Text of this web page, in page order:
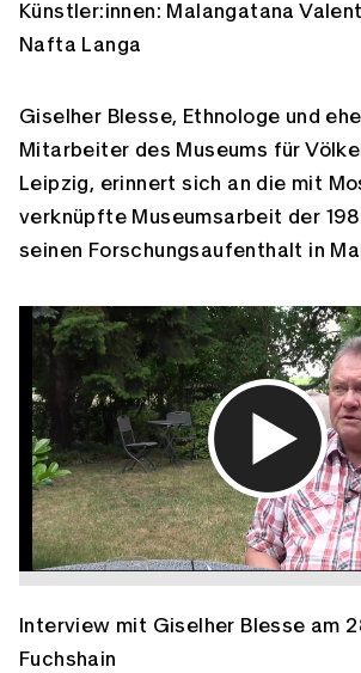
Künstler:innen: Malangatana
Nafta Langa
Giselher Blesse, Ethnologe und
Mitarbeiter des Museums für
Leipzig, erinnert sich an die mit
verknüpfte Museumsarbeit der
seinen Forschungsaufenthalt in
Interview mit Giselher Blesse am
Fuchshain